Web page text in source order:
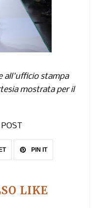
all'ufficio stampa
mostrata per il
PIN IT
LIKE